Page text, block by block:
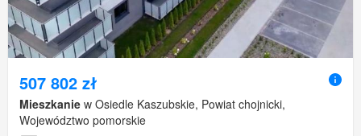
507 802 zł
Mieszkanie w Osiedle Kaszubskie, Powiat chojnicki,
Województwo pomorskie